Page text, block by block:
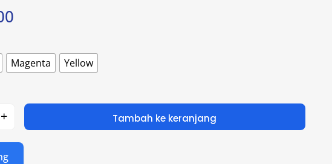
Magenta Yellow
+ Tambah ke keranjang